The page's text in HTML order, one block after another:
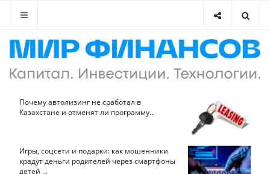
Почему автолизинг не сработал в
Казахстане и отменят ли программу...
Игры, соцсети и подарки: как мошенники
крадут деньги родителей через смартфоны
детей ...